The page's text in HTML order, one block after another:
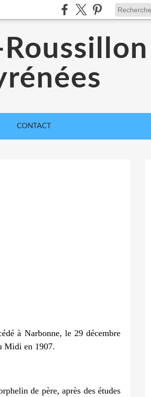
CONTACT
à Narbonne, le 29 décembre
Midi en 1907.
de père, après des études